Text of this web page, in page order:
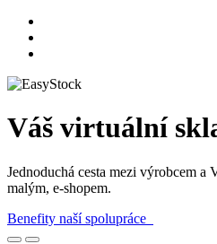
Váš virtuální
Jednoduchá cesta mezi výrobcem a
malým, e-shopem.
Benefity naší spolupráce